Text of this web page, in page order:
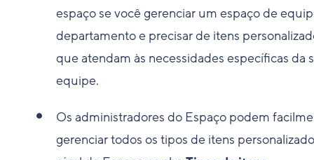
espaço se você gerenciar um espaço de
departamento e precisar de itens
que atendam às necessidades específicas da
equipe.
Os administradores do Espaço podem
gerenciar todos os tipos de itens